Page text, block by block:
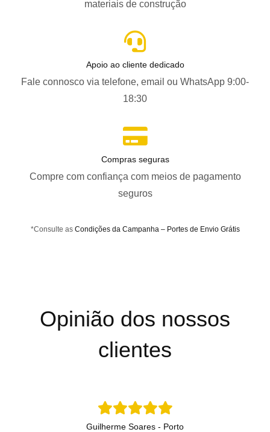
materiais de construção
Apoio ao cliente dedicado
Fale connosco via telefone, email ou WhatsApp 9:00-
18:30
Compras seguras
Compre com confiança com meios de pagamento
seguros
*Consulte as Condições da Campanha – Portes de Envio Grátis
Opinião dos nossos
clientes
Guilherme Soares - Porto